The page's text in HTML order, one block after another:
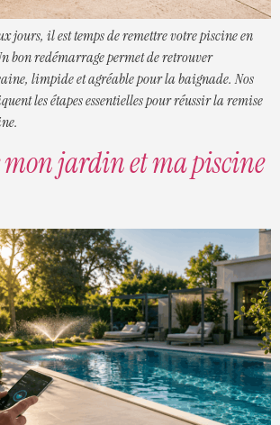
jours, il est temps de remettre votre piscine en
bon redémarrage permet de retrouver
limpide et agréable pour la baignade. Nos
les étapes essentielles pour réussir la remise
mon jardin et ma piscine